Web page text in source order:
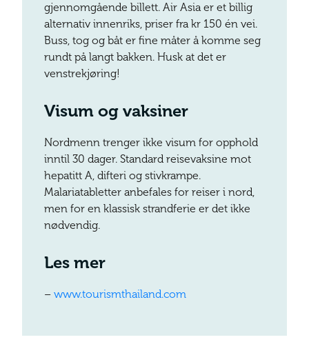
gjennomgående billett. Air Asia er et billig
alternativ innenriks, priser fra kr 150 én vei.
Buss, tog og båt er fine måter å komme seg
rundt på langt bakken. Husk at det er
venstrekjøring!
Visum og vaksiner
Nordmenn trenger ikke visum for opphold
inntil 30 dager. Standard reisevaksine mot
hepatitt A, difteri og stivkrampe.
Malariatabletter anbefales for reiser i nord,
men for en klassisk strandferie er det ikke
nødvendig.
Les mer
– www.tourismthailand.com